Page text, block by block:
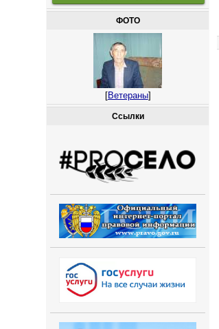
ФОТО
[Ветераны]
Ссылки